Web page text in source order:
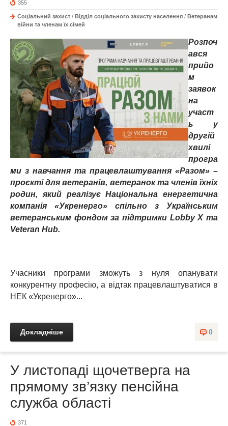
355
Соціальний захист / Відділ соціального захисту населення / Ветеранам
війни та членам їх сімей
Розпоч
ався
прийо
м
заявок
на
участ
ь у
другій
хвилі
програ
ми з навчання та працевлаштування «Разом» –
проєкті для ветеранів, ветеранок та членів їхніх
родин, який реалізує Національна енергетична
компанія «Укренерго» спільно з Українським
ветеранським фондом за підтримки Lobby Xта
Veteran Hub.
Учасники програми зможуть з нуля опанувати
конкурентну професію, а відтак працевлаштуватися в
НЕК «Укренерго»...
0
Докладніше
У листопаді щочетверга на
прямому зв’язку пенсійна
служба області
371